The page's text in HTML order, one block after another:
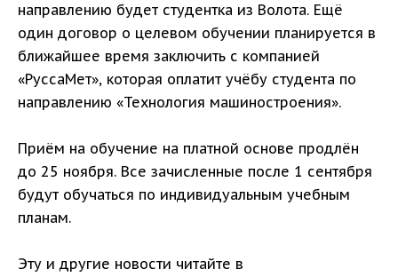
направлению будет студентка из Волота. Ещё
один договор о целевом обучении планируется в
ближайшее время заключить с компанией
«РуссаМет», которая оплатит учёбу студента по
направлению «Технология машиностроения».
Приём на обучение на платной основе продлён
до 25 ноября. Все зачисленные после 1 сентября
будут обучаться по индивидуальным учебным
планам.
Эту и другие новости читайте в